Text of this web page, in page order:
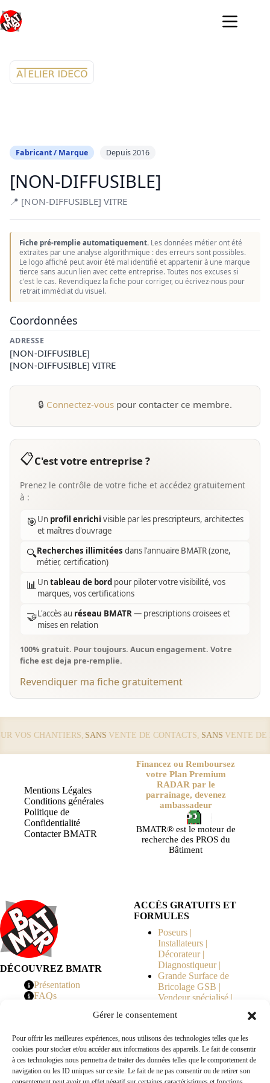
Gérer le consentement
Pour offrir les meilleures expériences, nous utilisons des technologies telles que les
cookies pour stocker et/ou accéder aux informations des appareils. Le fait de consentir
à ces technologies nous permettra de traiter des données telles que le comportement de
navigation ou les ID uniques sur ce site. Le fait de ne pas consentir ou de retirer son
au
contenu
Fabricant / Marque Depuis 2016
[NON-DIFFUSIBLE]
📍 [NON-DIFFUSIBLE] VITRE
Fiche pré-remplie automatiquement. Les données métier ont été
extraites par une analyse algorithmique : des erreurs sont possibles.
Le logo affiché peut avoir été mal identifié et appartenir à une marque
tierce sans aucun lien avec cette entreprise. Toutes nos excuses si
c'est le cas. Revendiquez la fiche pour corriger, ou écrivez-nous pour
retrait immédiat du visuel.
Coordonnées
ADRESSE
[NON-DIFFUSIBLE]
[NON-DIFFUSIBLE] VITRE
🔒 Connectez-vous pour contacter ce membre.
📋C'est votre entreprise ?
Prenez le contrôle de votre fiche et accédez gratuitement
à :
🎯Un profil enrichi visible par les prescripteurs, architectes
et maîtres d'ouvrage
🔍Recherches illimitées dans l'annuaire BMATR (zone,
métier, certification)
📊Untableau de bord pour piloter votre visibilité, vos
marques, vos certifications
🤝L'accès au réseau BMATR— prescriptions croisees et
mises en relation
100% gratuit. Pour toujours. Aucun engagement. Votre
fiche est deja pre-remplie.
Revendiquer ma fiche gratuitement
VOS CHANTIERS,SANSVENTE DE CONTACTS,SANSVENTE DE
Mentions Légales
Conditions générales
Politique de
Confidentialité
Contacter BMATR
Financez ou Remboursez
votre Plan Premium
RADAR par le
parrainage, devenez
ambassadeur
BMATR® est le moteur de
recherche des PROS du
Bâtiment
DÉCOUVREZ BMATR
Présentation
FAQs
ACCÈS GRATUITS ET
FORMULES
Poseurs |
Installateurs |
Décorateur |
Diagnostiqueur |
Grande Surface de
Bricolage GSB |
Vendeur spécialisé |
Copropriété | MOE |
en Travaux |
Fabricants | Marque |
© 2026 BMATR® — Tous droits réservés.